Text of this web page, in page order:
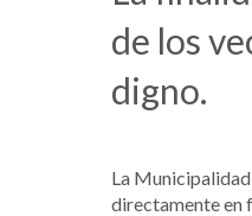
de los
digno.
La
directamente en